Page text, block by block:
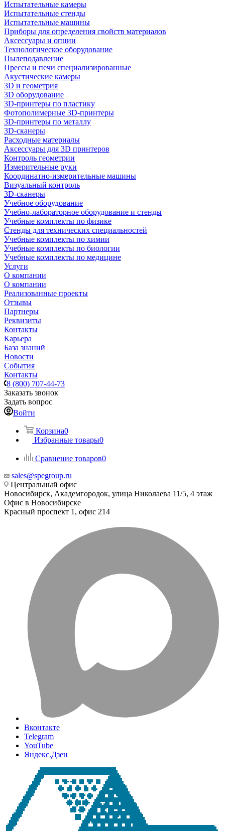
Испытательные камеры
Испытательные стенды
Испытательные машины
Приборы для определения свойств материалов
Аксессуары и опции
Технологическое оборудование
Пылеподавление
Прессы и печи специализированные
Акустические камеры
3D и геометрия
3D оборудование
3D-принтеры по пластику
Фотополимерные 3D-принтеры
3D-принтеры по металлу
3D-сканеры
Расходные материалы
Аксессуары для 3D принтеров
Контроль геометрии
Измерительные руки
Координатно-измерительные машины
Визуальный контроль
3D-сканеры
Учебное оборудование
Учебно-лабораторное оборудование и стенды
Учебные комплекты по физике
Стенды для технических специальностей
Учебные комплекты по химии
Учебные комплекты по биологии
Учебные комплекты по медицине
Услуги
О компании
О компании
Реализованные проекты
Отзывы
Партнеры
Реквизиты
Контакты
Карьера
База знаний
Новости
События
Контакты
8 (800) 707-44-73
Заказать звонок
Задать вопрос
Войти
Корзина0
Избранные товары0
Сравнение товаров0
sales@spegroup.ru
Центральный офис
Новосибирск, Академгородок, улица Николаева 11/5, 4 этаж
Офис в Новосибирске
Красный проспект 1, офис 214
Вконтакте
Telegram
YouTube
Яндекс.Дзен